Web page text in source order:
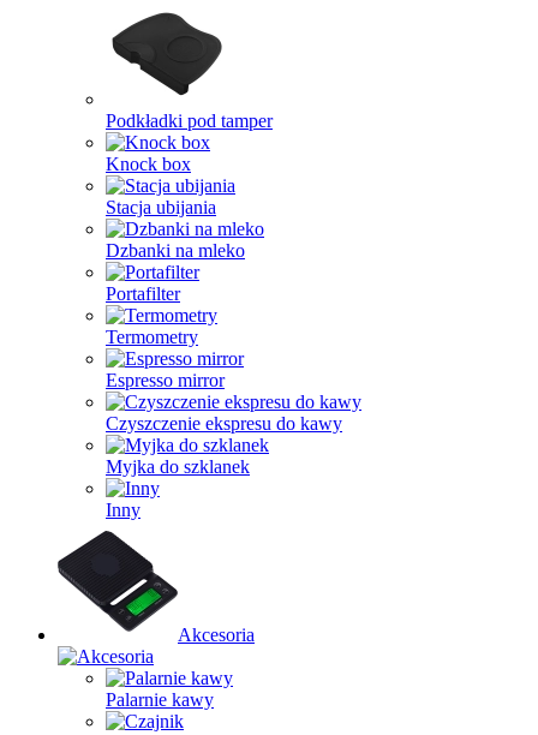
Podkładki pod tamper
Knock box
Stacja ubijania
Dzbanki na mleko
Portafilter
Termometry
Espresso mirror
Czyszczenie ekspresu do kawy
Myjka do szklanek
Inny
Akcesoria
Palarnie kawy